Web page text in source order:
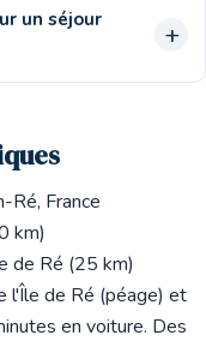
un séjour
France
km)
de Ré (25 km)
l'Île de Ré (péage) et
en voiture. Des